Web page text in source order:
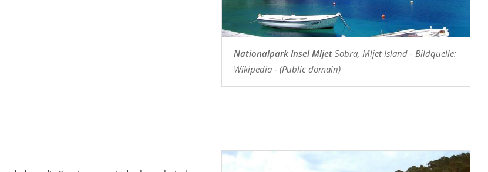
Nationalpark Insel Mljet Sobra, Mljet Island - Bildquelle:
Wikipedia - (Public domain)